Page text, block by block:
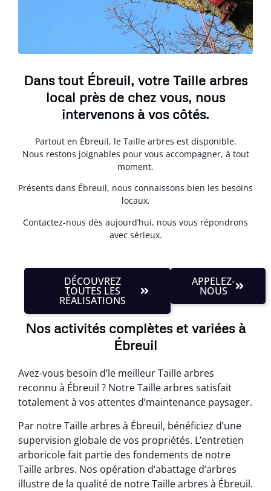
Dans tout Ébreuil, votre Taille arbres
local près de chez vous, nous
intervenons à vos côtés.
Partout en Ébreuil, le Taille arbres est disponible.
Nous restons joignables pour vous accompagner, à tout
moment.
Présents dans Ébreuil, nous connaissons bien les besoins
locaux.
Contactez-nous dès aujourd’hui, nous vous répondrons
avec sérieux.
DÉCOUVREZ
TOUTES LES
RÉALISATIONS
APPELEZ-
NOUS
Nos activités complètes et variées à
Ébreuil
Avez-vous besoin d’le meilleur Taille arbres
reconnu à Ébreuil ? Notre Taille arbres satisfait
totalement à vos attentes d’maintenance paysager.
Par notre Taille arbres à Ébreuil, bénéficiez d’une
supervision globale de vos propriétés. L’entretien
arboricole fait partie des fondements de notre
Taille arbres. Nos opération d’abattage d’arbres
illustre de la qualité de notre Taille arbres à Ébreuil.